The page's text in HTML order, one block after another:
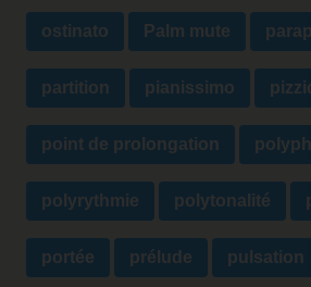
ostinato Palm mute
partition pianissimo
point de prolongation
polyrythmie polytonalité
portée prélude pulsation